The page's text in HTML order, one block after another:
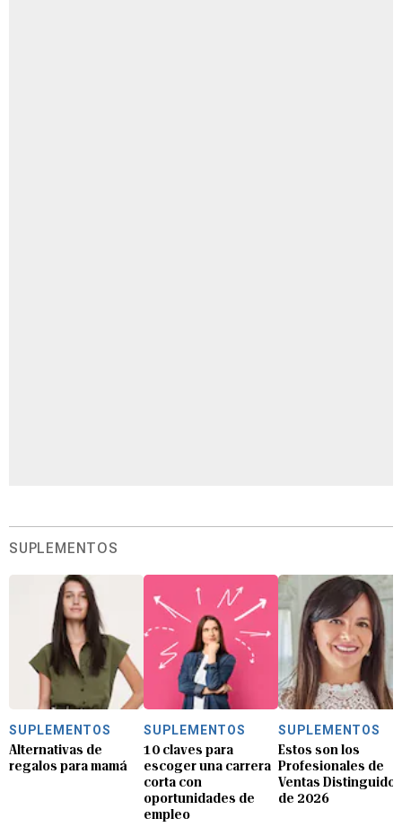
SUPLEMENTOS
SUPLEMENTOS
Alternativas de
regalos para mamá
SUPLEMENTOS
10 claves para
escoger una carrera
corta con
oportunidades de
empleo
SUPLEMENTOS
Estos son los
Profesionales de
Ventas Distinguidos
de 2026